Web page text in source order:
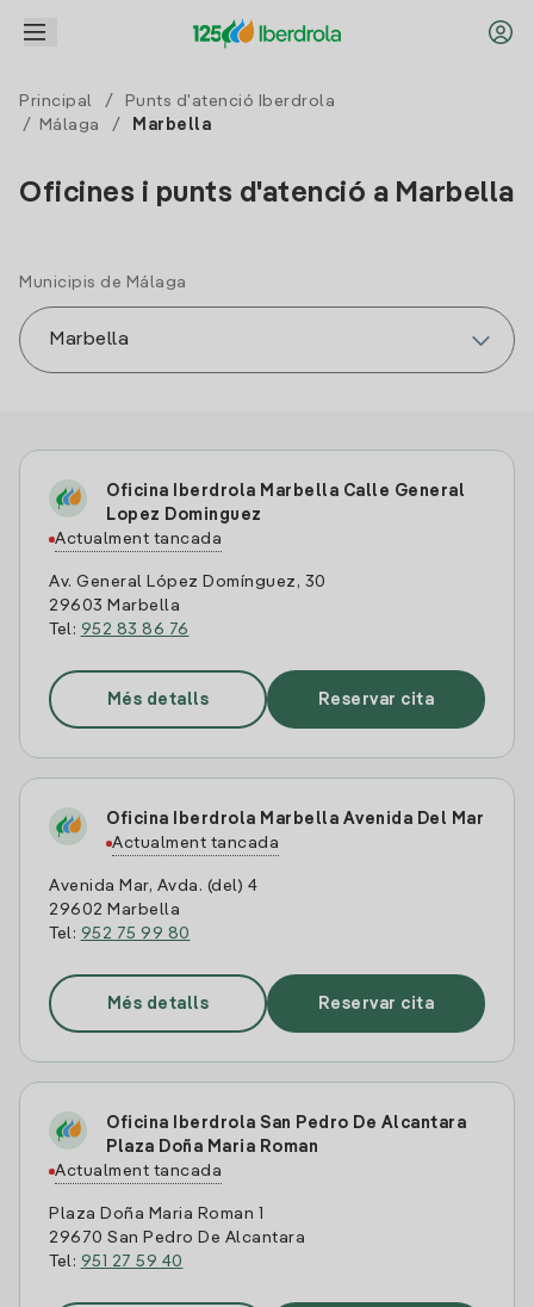
Principal /
Punts d'atenció Iberdrola
/
Málaga / Marbella
Oficines i punts d'atenció a Marbella
Municipis de Málaga
Oficina Iberdrola Marbella Calle General
Lopez Dominguez
Actualment tancada
Av. General López Domínguez, 30
29603 Marbella
Tel: 952 83 86 76
Més detalls Reservar cita
Oficina Iberdrola Marbella Avenida Del Mar
Actualment tancada
Avenida Mar, Avda. (del) 4
29602 Marbella
Tel: 952 75 99 80
Més detalls Reservar cita
Oficina Iberdrola San Pedro De Alcantara
Plaza Doña Maria Roman
Actualment tancada
Plaza Doña Maria Roman 1
29670 San Pedro De Alcantara
Tel: 951 27 59 40